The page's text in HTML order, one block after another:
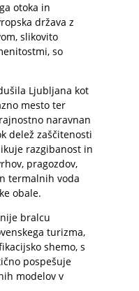
otoka in
država z
slikovito
so
Ljubljana kot
mesto ter
naravnan
delež zaščitenosti
razgibanost in
pragozdov,
termalnih voda
obale.
bralcu
turizma,
shemo, s
pospešuje
modelov v